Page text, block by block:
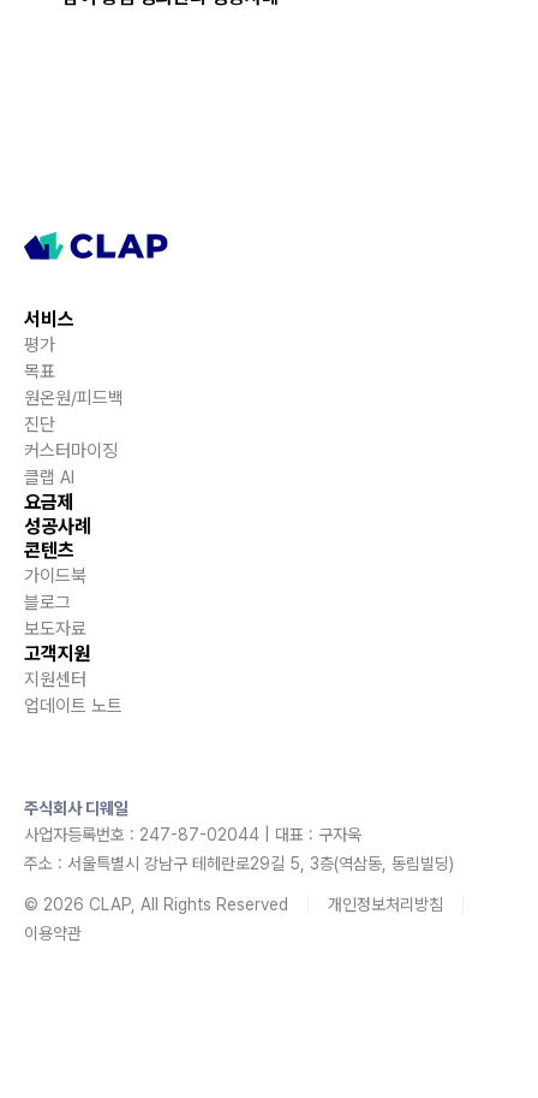
서비스
평가
목표
원온원/피드백
진단
커스터마이징
클랩 AI
요금제
성공사례
콘텐츠
가이드북
블로그
보도자료
고객지원
지원센터
업데이트 노트
주식회사 디웨일
사업자등록번호 : 247-87-02044 | 대표 : 구자욱
주소 : 서울특별시 강남구 테헤란로29길 5, 3층(역삼동, 동림빌딩)
© 2026 CLAP, All Rights Reserved
개인정보처리방침
이용약관